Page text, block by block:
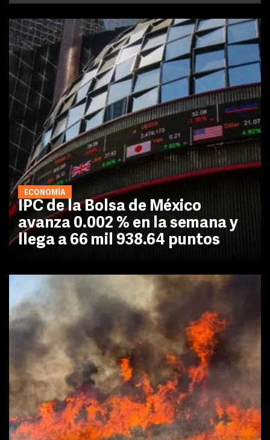
ECONOMÍA
IPC de la Bolsa de México
avanza 0.002 % en la semana y
llega a 66 mil 938.64 puntos